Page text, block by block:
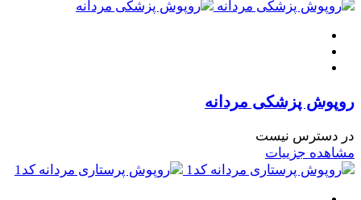
روپوش پزشکی مردانه
در دسترس نیست
مشاهده جزییات